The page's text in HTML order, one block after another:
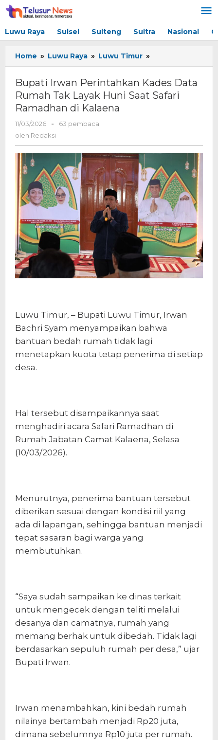
Lewati
ke
Luwu Raya Sulsel Sulteng Sultra Nasional
Home » Luwu Raya » Luwu Timur »
Irwan
Kades
Data
Saat
Ramadhan
di
Kalaena
Bupati Irwan Perintahkan Kades Data
Rumah Tak Layak Huni Saat Safari
Ramadhan di Kalaena
11/03/2026
oleh
Redaksi
-
63 pembaca
oleh Redaksi
Luwu Timur, – Bupati Luwu Timur, Irwan
Bachri Syam menyampaikan bahwa
bantuan bedah rumah tidak lagi
menetapkan kuota tetap penerima di setiap
desa.
Hal tersebut disampaikannya saat
menghadiri acara Safari Ramadhan di
Rumah Jabatan Camat Kalaena, Selasa
(10/03/2026).
Menurutnya, penerima bantuan tersebut
diberikan sesuai dengan kondisi riil yang
ada di lapangan, sehingga bantuan menjadi
tepat sasaran bagi warga yang
membutuhkan.
“Saya sudah sampaikan ke dinas terkait
untuk mengecek dengan teliti melalui
desanya dan camatnya, rumah yang
memang berhak untuk dibedah. Tidak lagi
berdasarkan sepuluh rumah per desa,” ujar
Bupati Irwan.
Irwan menambahkan, kini bedah rumah
nilainya bertambah menjadi Rp20 juta,
dimana sebelumnya Rp10 juta per rumah.